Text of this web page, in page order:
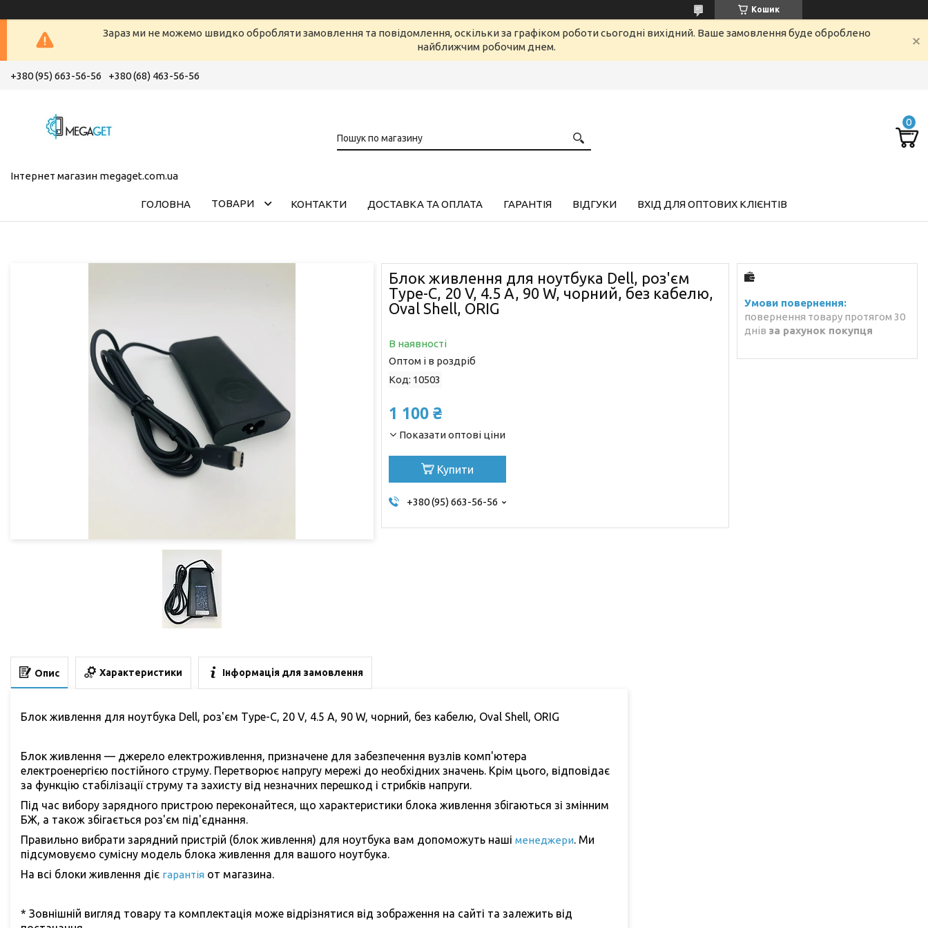
Кошик
Зараз ми не можемо швидко обробляти замовлення та повідомлення, оскільки за графіком роботи сьогодні вихідний. Ваше замовлення буде оброблено
найближчим робочим днем.
+380 (95) 663-56-56 +380 (68) 463-56-56
Інтернет магазин megaget.com.ua
ГОЛОВНА ТОВАРИ КОНТАКТИ ДОСТАВКА ТА ОПЛАТА ГАРАНТІЯ ВІДГУКИ ВХІД ДЛЯ ОПТОВИХ КЛІЄНТІВ
Блок живлення для ноутбука Dell, роз'єм
Type-C, 20 V, 4.5 A, 90 W, чорний, без кабелю,
Oval Shell, ORIG
В наявності
Оптом і в роздріб
Код: 10503
1 100 ₴
Показати оптові ціни
Купити
+380 (95) 663-56-56
повернення товару протягом 30
днів за рахунок покупця
Опис Характеристики Інформація для замовлення
Блок живлення для ноутбука Dell, роз'єм Type-C, 20 V, 4.5 A, 90 W, чорний, без кабелю, Oval Shell, ORIG
Блок живлення — джерело електроживлення, призначене для забезпечення вузлів комп'ютера
електроенергією постійного струму. Перетворює напругу мережі до необхідних значень. Крім цього, відповідає
за функцію стабілізації струму та захисту від незначних перешкод і стрибків напруги.
Під час вибору зарядного пристрою переконайтеся, що характеристики блока живлення збігаються зі змінним
БЖ, а також збігається роз'єм під'єднання.
Правильно вибрати зарядний пристрій (блок живлення) для ноутбука вам допоможуть наші менеджери. Ми
підсумовуємо сумісну модель блока живлення для вашого ноутбука.
На всі блоки живлення діє гарантія от магазина.
* Зовнішній вигляд товару та комплектація може відрізнятися від зображення на сайті та залежить від